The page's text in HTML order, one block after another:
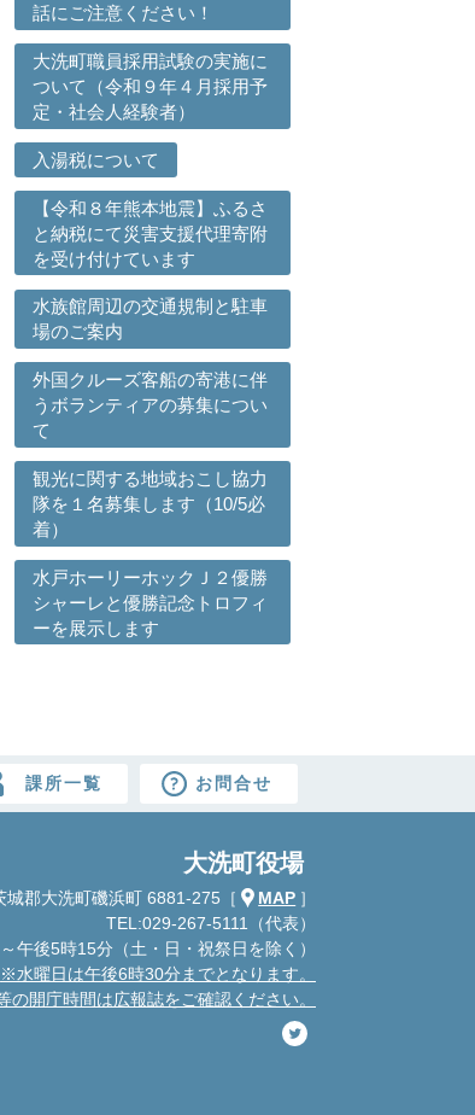
話にご注意ください！
大洗町職員採用試験の実施に
ついて（令和９年４月採用予
定・社会人経験者）
入湯税について
【令和８年熊本地震】ふるさ
と納税にて災害支援代理寄附
を受け付けています
水族館周辺の交通規制と駐車
場のご案内
外国クルーズ客船の寄港に伴
うボランティアの募集につい
て
観光に関する地域おこし協力
隊を１名募集します（10/5必
着）
水戸ホーリーホックＪ２優勝
シャーレと優勝記念トロフィ
ーを展示します
課所一覧 お問合せ
大洗町役場
城郡大洗町磯浜町 6881-275 ［ MAP ］
TEL:029-267-5111（代表）
午後5時15分 （土・日・祝祭日を除く）
※水曜日は午後6時30分までとなります。
の開庁時間は広報誌をご確認ください。